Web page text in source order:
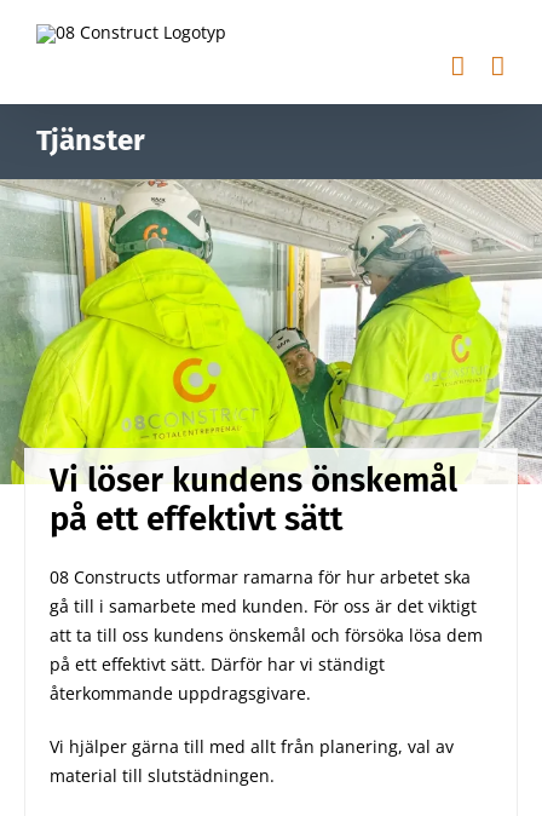
Tjänster
Vi löser kundens önskemål
på ett effektivt sätt
08 Constructs utformar ramarna för hur arbetet ska
gå till i samarbete med kunden. För oss är det viktigt
att ta till oss kundens önskemål och försöka lösa dem
på ett effektivt sätt. Därför har vi ständigt
återkommande uppdragsgivare.
Vi hjälper gärna till med allt från planering, val av
material till slutstädningen.